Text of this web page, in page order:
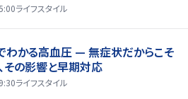
ライフスタイル
わかる高血圧 — 無症状だからこそ
その影響と早期対応
ライフスタイル